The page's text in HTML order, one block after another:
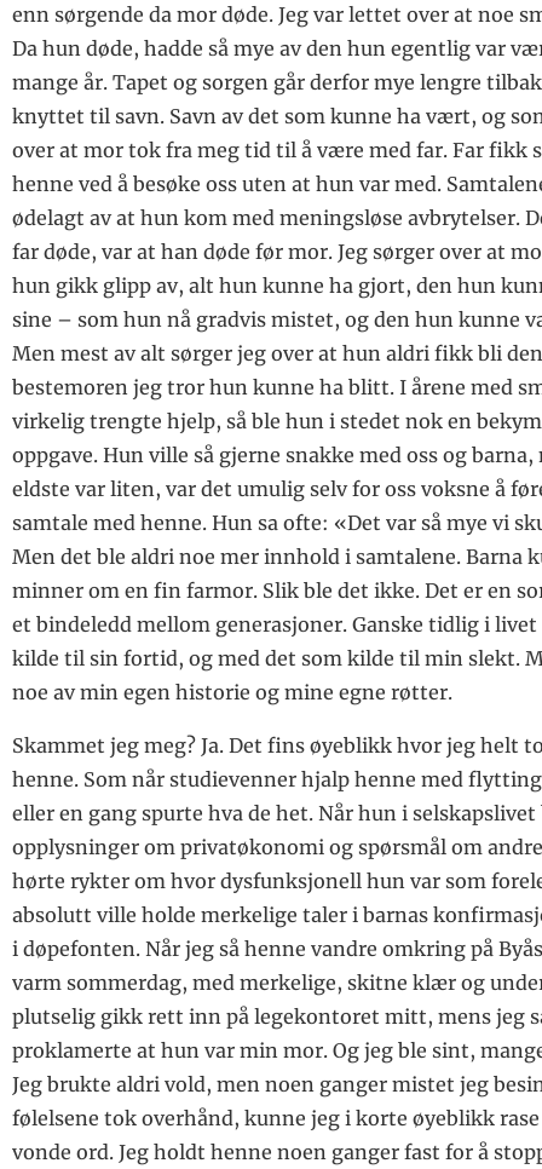
enn sørgende da mor døde. Jeg var lettet over at noe
Da hun døde, hadde så mye av den hun egentlig var
mange år. Tapet og sorgen går derfor mye lengre
knyttet til savn. Savn av det som kunne ha vært, og
over at mor tok fra meg tid til å være med far. Far fikk
henne ved å besøke oss uten at hun var med.
ødelagt av at hun kom med meningsløse avbrytelser.
far døde, var at han døde før mor. Jeg sørger over at
hun gikk glipp av, alt hun kunne ha gjort, den hun
sine – som hun nå gradvis mistet, og den hun kunne
Men mest av alt sørger jeg over at hun aldri fikk bli
bestemoren jeg tror hun kunne ha blitt. I årene med
virkelig trengte hjelp, så ble hun i stedet nok en
oppgave. Hun ville så gjerne snakke med oss og
eldste var liten, var det umulig selv for oss voksne å
samtale med henne. Hun sa ofte: «Det var så mye vi
Men det ble aldri noe mer innhold i samtalene. Barna
minner om en fin farmor. Slik ble det ikke. Det er en
et bindeledd mellom generasjoner. Ganske tidlig i
kilde til sin fortid, og med det som kilde til min slekt.
noe av min egen historie og mine egne røtter.
Skammet jeg meg? Ja. Det fins øyeblikk hvor jeg helt
henne. Som når studievenner hjalp henne med
eller en gang spurte hva de het. Når hun i
opplysninger om privatøkonomi og spørsmål om
hørte rykter om hvor dysfunksjonell hun var som
absolutt ville holde merkelige taler i barnas
i døpefonten. Når jeg så henne vandre omkring på
varm sommerdag, med merkelige, skitne klær og
plutselig gikk rett inn på legekontoret mitt, mens jeg
proklamerte at hun var min mor. Og jeg ble sint,
Jeg brukte aldri vold, men noen ganger mistet jeg
følelsene tok overhånd, kunne jeg i korte øyeblikk
vonde ord. Jeg holdt henne noen ganger fast for å